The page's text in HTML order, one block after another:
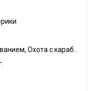
Охота с луком, Охота подманиванием, Охота с карабином, Охота с подхода